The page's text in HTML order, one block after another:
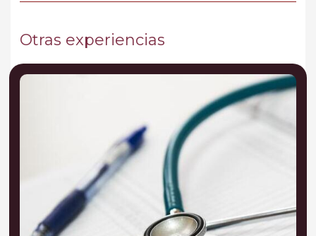
Otras experiencias